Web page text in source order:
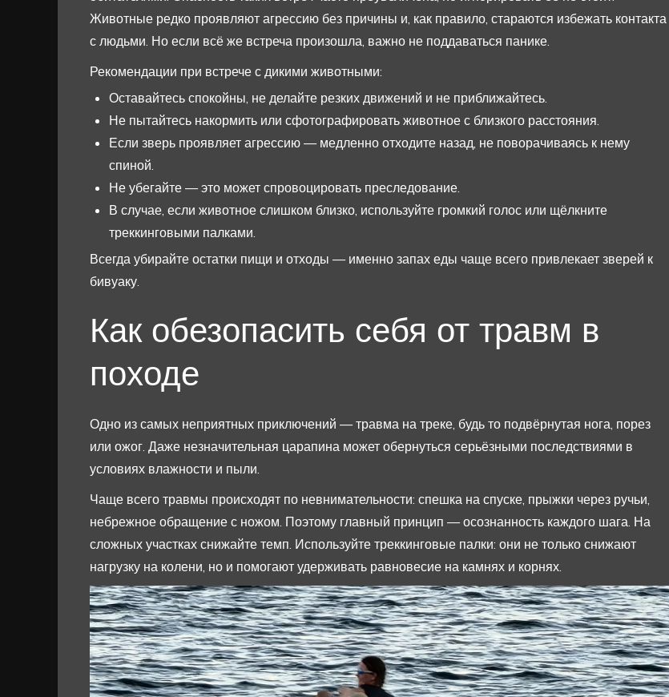
Животные редко проявляют агрессию без причины и, как правило, стараются избежать контакта
с людьми. Но если всё же встреча произошла, важно не поддаваться панике.
Рекомендации при встрече с дикими животными:
Оставайтесь спокойны, не делайте резких движений и не приближайтесь.
Не пытайтесь накормить или сфотографировать животное с близкого расстояния.
Если зверь проявляет агрессию — медленно отходите назад, не поворачиваясь к нему
спиной.
Не убегайте — это может спровоцировать преследование.
В случае, если животное слишком близко, используйте громкий голос или щёлкните
треккинговыми палками.
Всегда убирайте остатки пищи и отходы — именно запах еды чаще всего привлекает зверей к
бивуаку.
Как обезопасить себя от травм в
походе
Одно из самых неприятных приключений — травма на треке, будь то подвёрнутая нога, порез
или ожог. Даже незначительная царапина может обернуться серьёзными последствиями в
условиях влажности и пыли.
Чаще всего травмы происходят по невнимательности: спешка на спуске, прыжки через ручьи,
небрежное обращение с ножом. Поэтому главный принцип — осознанность каждого шага. На
сложных участках снижайте темп. Используйте треккинговые палки: они не только снижают
нагрузку на колени, но и помогают удерживать равновесие на камнях и корнях.